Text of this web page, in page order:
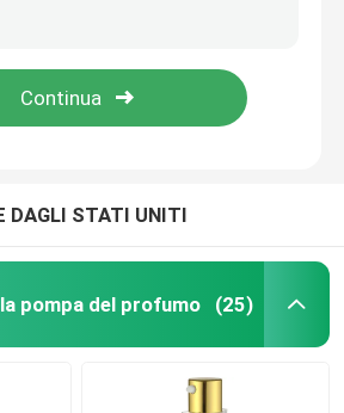
della lozione
DAGLI STATI UNITI
pompa del profumo (25)